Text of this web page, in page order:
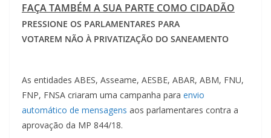
FAÇA TAMBÉM A SUA PARTE COMO CIDADÃO
PRESSIONE OS PARLAMENTARES PARA
VOTAREM NÃO À PRIVATIZAÇÃO DO SANEAMENTO
As entidades ABES, Asseame, AESBE, ABAR, ABM, FNU,
FNP, FNSA criaram uma campanha para envio
automático de mensagens aos parlamentares contra a
aprovação da MP 844/18.